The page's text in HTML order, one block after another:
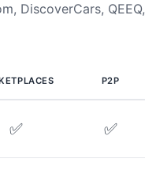
DiscoverCars, QEEQ,
P2P
✅ ✅